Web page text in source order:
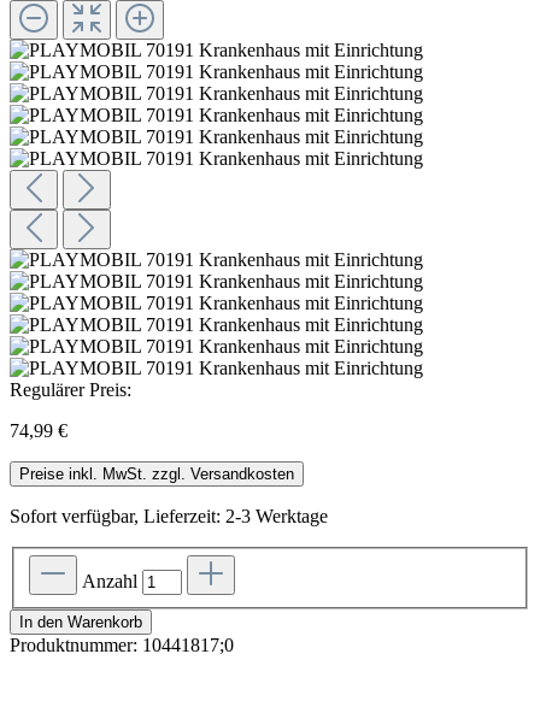
Regulärer Preis:
74,99 €
Preise inkl. MwSt. zzgl. Versandkosten
Sofort verfügbar, Lieferzeit: 2-3 Werktage
Anzahl
In den Warenkorb
Produktnummer: 10441817;0